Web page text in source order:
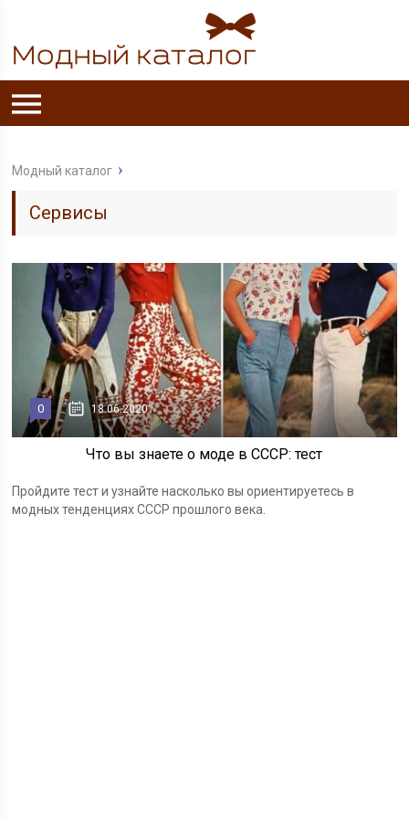
Модный каталог
Сервисы
0 18.06.2020
Что вы знаете о моде в СССР: тест
Пройдите тест и узнайте насколько вы ориентируетесь в
модных тенденциях СССР прошлого века.